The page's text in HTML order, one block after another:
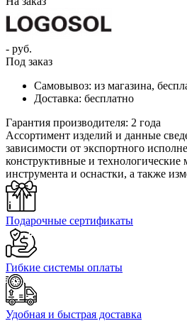
- руб.
Под заказ
Самовывоз: из магазина,
Доставка: бесплатно
Гарантия производителя: 2 года
Ассортимент изделий и данные
зависимости от экспортного
конструктивные и
инструмента и оснастки, а также
Подарочные сертификаты
Гибкие системы оплаты
Удобная и быстрая доставка